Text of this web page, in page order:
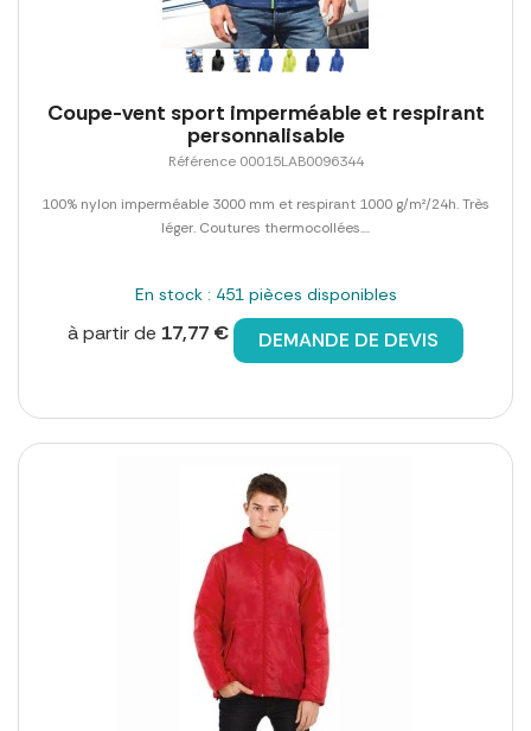
Coupe-vent sport imperméable et respirant
personnalisable
Référence 00015LAB0096344
100% nylon imperméable 3000 mm et respirant 1000 g/m²/24h. Très
léger. Coutures thermocollées....
En stock : 451 pièces disponibles
à partir de 17,77 € DEMANDE DE DEVIS